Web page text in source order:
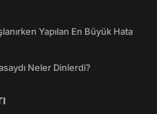
Yapılan En Büyük Hata
Neler Dinlerdi?